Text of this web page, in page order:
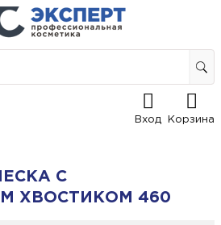
Вход Корзина
С
ХВОСТИКОМ 460